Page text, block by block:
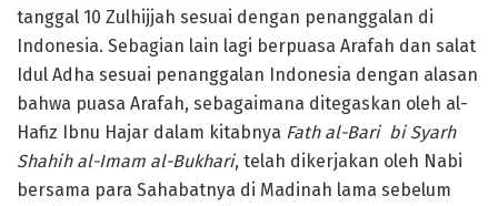
tanggal 10 Zulhijjah sesuai dengan penanggalan di
Indonesia. Sebagian lain lagi berpuasa Arafah dan salat
Idul Adha sesuai penanggalan Indonesia dengan alasan
bahwa puasa Arafah, sebagaimana ditegaskan oleh al-
Hafiz Ibnu Hajar dalam kitabnya Fath al-Bari bi Syarh
Shahih al-Imam al-Bukhari, telah dikerjakan oleh Nabi
bersama para Sahabatnya di Madinah lama sebelum